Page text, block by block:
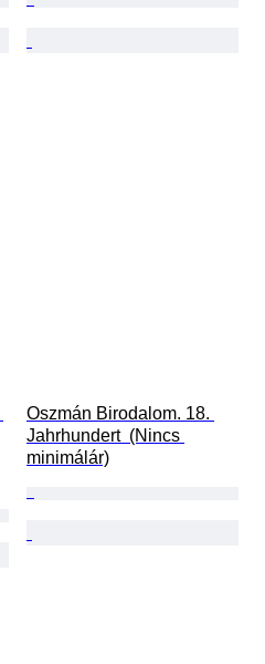
Oszmán Birodalom. 18.
Jahrhundert  (Nincs
minimálár)